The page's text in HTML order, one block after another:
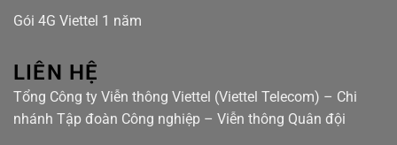
Gói 4G Viettel 1 năm
LIÊN HỆ
Tổng Công ty Viễn thông Viettel (Viettel Telecom) – Chi
nhánh Tập đoàn Công nghiệp – Viễn thông Quân đội